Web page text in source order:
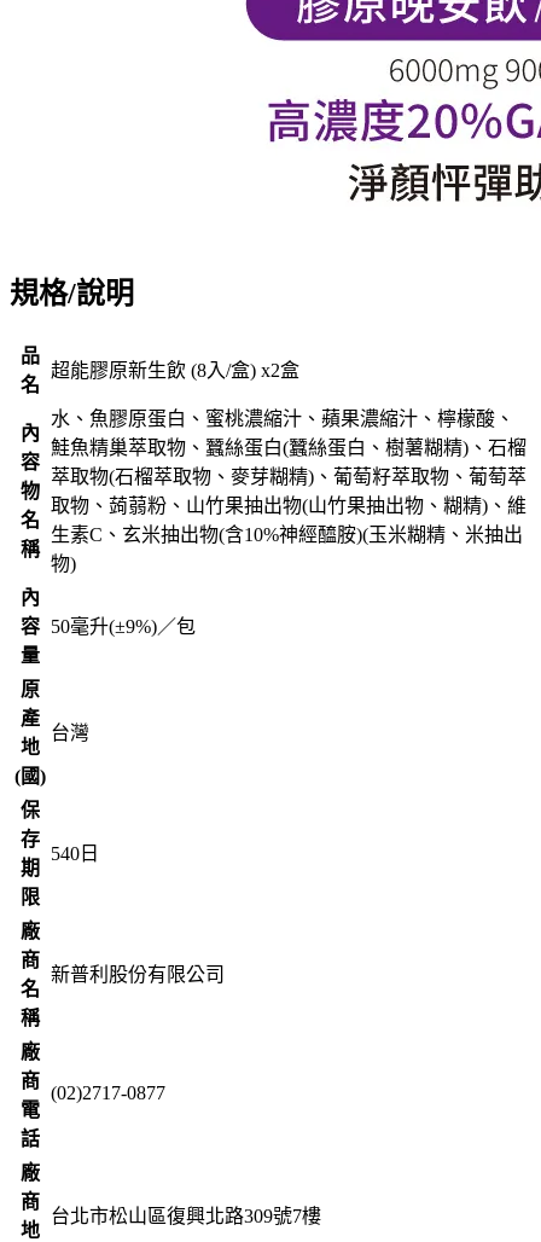
規格/說明
品
名
超能膠原新生飲 (8入/盒) x2盒
內
容
物
名
稱
水、魚膠原蛋白、蜜桃濃縮汁、蘋果濃縮汁、檸檬酸、
鮭魚精巢萃取物、蠶絲蛋白(蠶絲蛋白、樹薯糊精)、石榴
萃取物(石榴萃取物、麥芽糊精)、葡萄籽萃取物、葡萄萃
取物、蒟蒻粉、山竹果抽出物(山竹果抽出物、糊精)、維
生素C、玄米抽出物(含10%神經醯胺)(玉米糊精、米抽出
物)
內
容
量
50毫升(±9%)／包
原
產
地
(國)
台灣
保
存
期
限
540 日
廠
商
名
稱
新普利股份有限公司
廠
商
電
話
(02)2717-0877
廠
商
地
台北市松山區復興北路309號7樓